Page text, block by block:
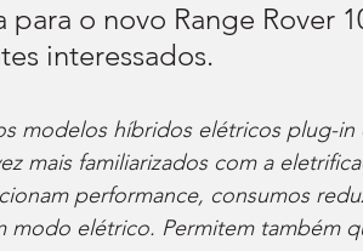
para o novo Range Rover
interessados.
modelos híbridos elétricos plug-in
mais familiarizados com a
performance, consumos
modo elétrico. Permitem também